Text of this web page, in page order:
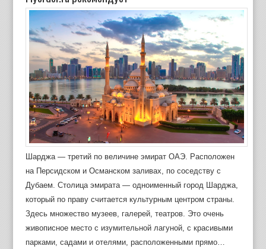
Шарджа — третий по величине эмират ОАЭ. Расположен
на Персидском и Османском заливах, по соседству с
Дубаем. Столица эмирата — одноименный город Шарджа,
который по праву считается культурным центром страны.
Здесь множество музеев, галерей, театров. Это очень
живописное место с изумительной лагуной, с красивыми
парками, садами и отелями, расположенными прямо…